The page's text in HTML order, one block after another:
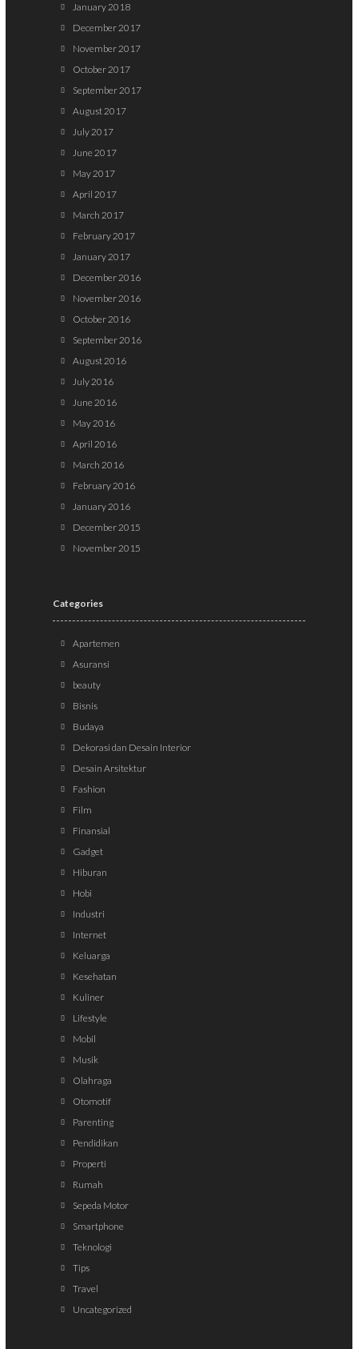
January 2018
December 2017
November 2017
October 2017
September 2017
August 2017
July 2017
June 2017
May 2017
April 2017
March 2017
February 2017
January 2017
December 2016
November 2016
October 2016
September 2016
August 2016
July 2016
June 2016
May 2016
April 2016
March 2016
February 2016
January 2016
December 2015
November 2015
Categories
Apartemen
Asuransi
beauty
Bisnis
Budaya
Dekorasi dan Desain Interior
Desain Arsitektur
Fashion
Film
Finansial
Gadget
Hiburan
Hobi
Industri
Internet
Keluarga
Kesehatan
Kuliner
Lifestyle
Mobil
Musik
Olahraga
Otomotif
Parenting
Pendidikan
Properti
Rumah
Sepeda Motor
Smartphone
Teknologi
Tips
Travel
Uncategorized